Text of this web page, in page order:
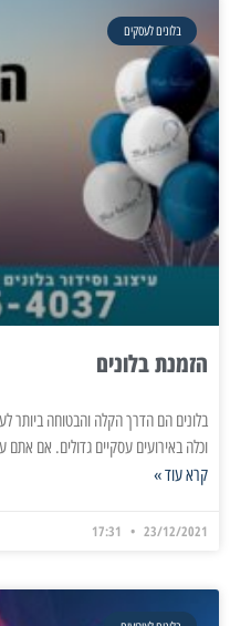
בלונים לעסקים
הזמנת בלונים
בלונים הם הדרך הקלה והבטוחה ביותר
וכלה באירועים עסקיים גדולים. אם אתם
קרא עוד »
23/12/2021